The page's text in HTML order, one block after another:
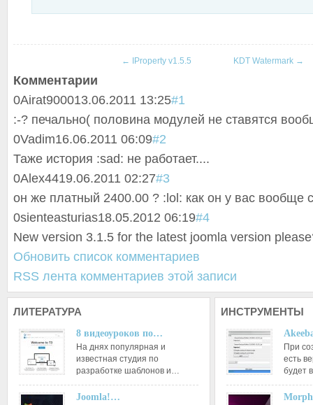
← IProperty v1.5.5 KDT Watermark →
Комментарии
0Airat900013.06.2011 13:25#1
:-? печально( половина модулей не ставятся
0Vadim16.06.2011 06:09#2
Таже история :sad: не работает....
0Alex4419.06.2011 02:27#3
он же платный 2400.00 ? :lol: как он у вас вообще
0sienteasturias18.05.2012 06:19#4
New version 3.1.5 for the latest joomla version
Обновить список комментариев
RSS лента комментариев этой записи
ЛИТЕРАТУРА
8 видеоуроков по…
На днях популярная и
известная студия по
разработке шаблонов и…
Joomla!…
ИНСТРУМЕНТЫ
При
есть
будет